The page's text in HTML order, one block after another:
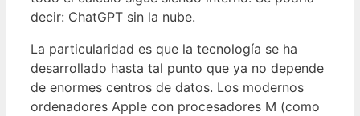
decir: ChatGPT sin la nube.
La particularidad es que la tecnología se ha
desarrollado hasta tal punto que ya no depende
de enormes centros de datos. Los modernos
ordenadores Apple con procesadores M (como